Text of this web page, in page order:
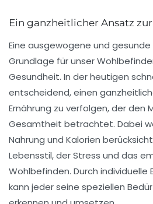
Ein ganzheitlicher Ansatz
Eine ausgewogene und gesunde
Grundlage für unser
Gesundheit. In der heutigen
entscheidend, einen
Ernährung zu verfolgen, der den
Gesamtheit betrachtet. Dabei
Nahrung und Kalorien
Lebensstil, der Stress und das
Wohlbefinden. Durch individuelle
kann jeder seine speziellen